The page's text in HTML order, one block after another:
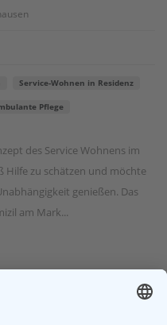
Service-Wohnen in Residenz
Pflege
des Service Wohnens im
Hilfe zu schätzen und möchte
genießen. Das
am Mark...